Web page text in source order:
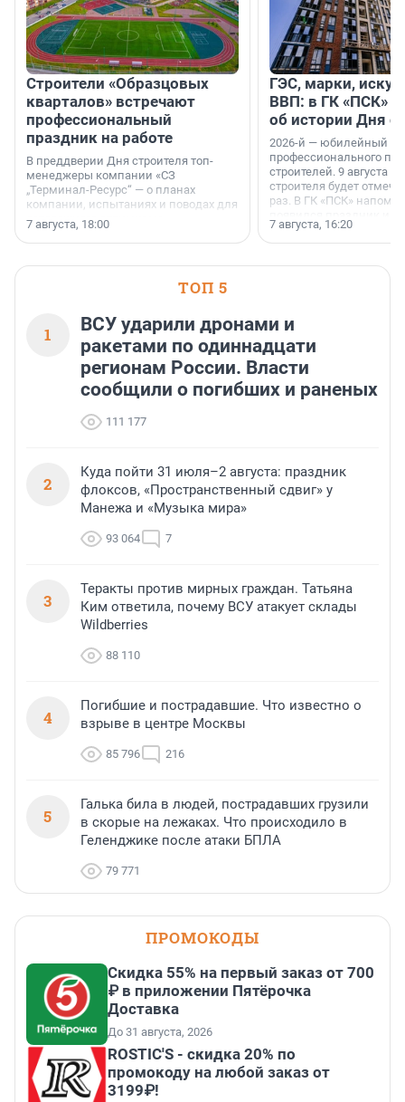
Строители «Образцовых
кварталов» встречают
профессиональный
праздник на работе
В преддверии Дня строителя топ-
менеджеры компании «СЗ
„Терминал-Ресурс“ — о планах
компании, испытаниях и поводах для
осторожного оптимизма.
7 августа, 18:00
ГЭС, марки,
ВВП: в ГК «ПСК»
об истории Дня
2026-й — юбилейный
профессионального
строителей. 9 августа
строителя будет
раз. В ГК «ПСК»
поменялась роль
7 августа, 16:20
ТОП 5
1
ВСУ ударили дронами и
ракетами по одиннадцати
регионам России. Власти
сообщили о погибших и раненых
111 177
2
Куда пойти 31 июля–2 августа: праздник
флоксов, «Пространственный сдвиг» у
Манежа и «Музыка мира»
93 064 7
3
Теракты против мирных граждан. Татьяна
Ким ответила, почему ВСУ атакует склады
Wildberries
88 110
4
Погибшие и пострадавшие. Что известно о
взрыве в центре Москвы
85 796 216
5
Галька била в людей, пострадавших грузили
в скорые на лежаках. Что происходило в
Геленджике после атаки БПЛА
79 771
ПРОМОКОДЫ
Скидка 55% на первый заказ от 700
₽ в приложении Пятёрочка
Доставка
До 31 августа, 2026
ROSTIC'S - скидка 20% по
промокоду на любой заказ от
3199₽!